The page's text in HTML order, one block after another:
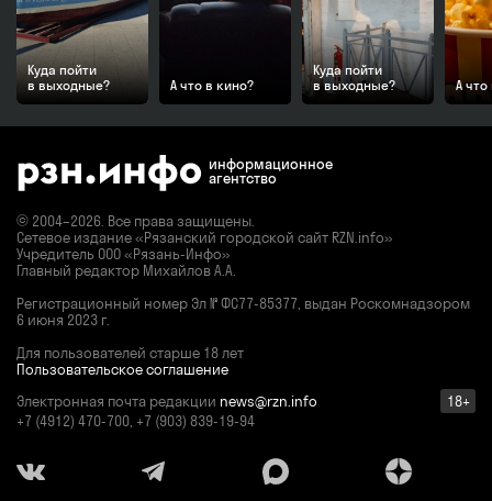
Куда пойти
в выходные?
А что в кино?
Куда пойти
в выходные?
А что
информационное
агентство
© 2004–2026. Все права защищены.
Сетевое издание «Рязанский городской сайт RZN.info»
Учредитель ООО «Рязань-Инфо»
Главный редактор Михайлов А.А.
Регистрационный номер Эл № ФС77-85377, выдан Роскомнадзором
6 июня 2023 г.
Для пользователей старше 18 лет
Пользовательское соглашение
Электронная почта редакции news@rzn.info
18+
+7 (4912) 470-700, +7 (903) 839-19-94